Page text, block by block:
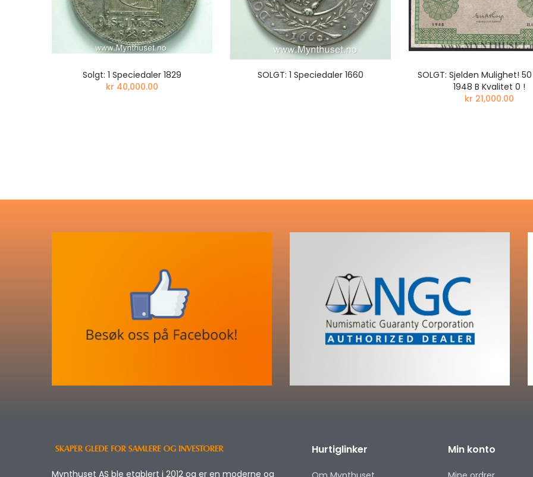
Solgt: 1 Speciedaler 1829
kr 40,000.00
SOLGT: 1 Speciedaler 1660
SOLGT: Sjelden Mulighet!
1948 B Kvalitet 0 !
kr 21,000.00
Mynthuset AS ble etablert i 2012 og er en moderne og
Hurtiglinker Min konto